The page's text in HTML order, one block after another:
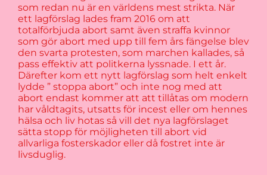
som redan nu är en världens mest strikta. När
ett lagförslag lades fram 2016 om att
totalförbjuda abort samt även straffa kvinnor
som gör abort med upp till fem års fängelse blev
den svarta protesten, som marchen kallades, så
pass effektiv att politkerna lyssnade. I ett år.
Därefter kom ett nytt lagförslag som helt enkelt
lydde ” stoppa abort” och inte nog med att
abort endast kommer att att tillåtas om modern
har våldtagits, utsatts för incest eller om hennes
hälsa och liv hotas så vill det nya lagförslaget
sätta stopp för möjligheten till abort vid
allvarliga fosterskador eller då fostret inte är
livsduglig.